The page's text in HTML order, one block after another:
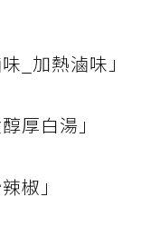
_加熱滷味」
厚白湯」
椒」